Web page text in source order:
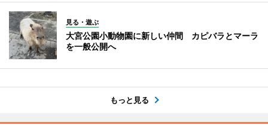
見る・遊ぶ
大宮公園小動物園に新しい仲間 カピバラとマーラ
を一般公開へ
もっと見る